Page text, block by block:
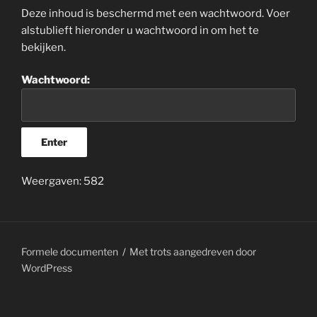
Deze inhoud is beschermd met een wachtwoord. Voer
alstublieft hieronder u wachtwoord in om het te
bekijken.
Wachtwoord:
Weergaven: 582
Formele documenten
Met trots aangedreven door
WordPress